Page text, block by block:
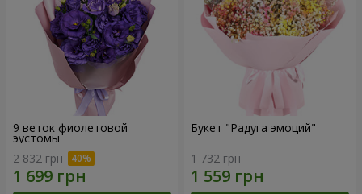
9 веток фиолетовой
эустомы
2 832 грн
Букет "Радуга эмоций"
1 732 грн